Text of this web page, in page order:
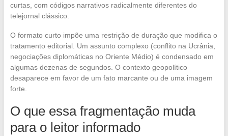
curtas, com códigos narrativos radicalmente diferentes do
telejornal clássico.
O formato curto impõe uma restrição de duração que modifica o
tratamento editorial. Um assunto complexo (conflito na Ucrânia,
negociações diplomáticas no Oriente Médio) é condensado em
algumas dezenas de segundos. O contexto geopolítico
desaparece em favor de um fato marcante ou de uma imagem
forte.
O que essa fragmentação muda
para o leitor informado